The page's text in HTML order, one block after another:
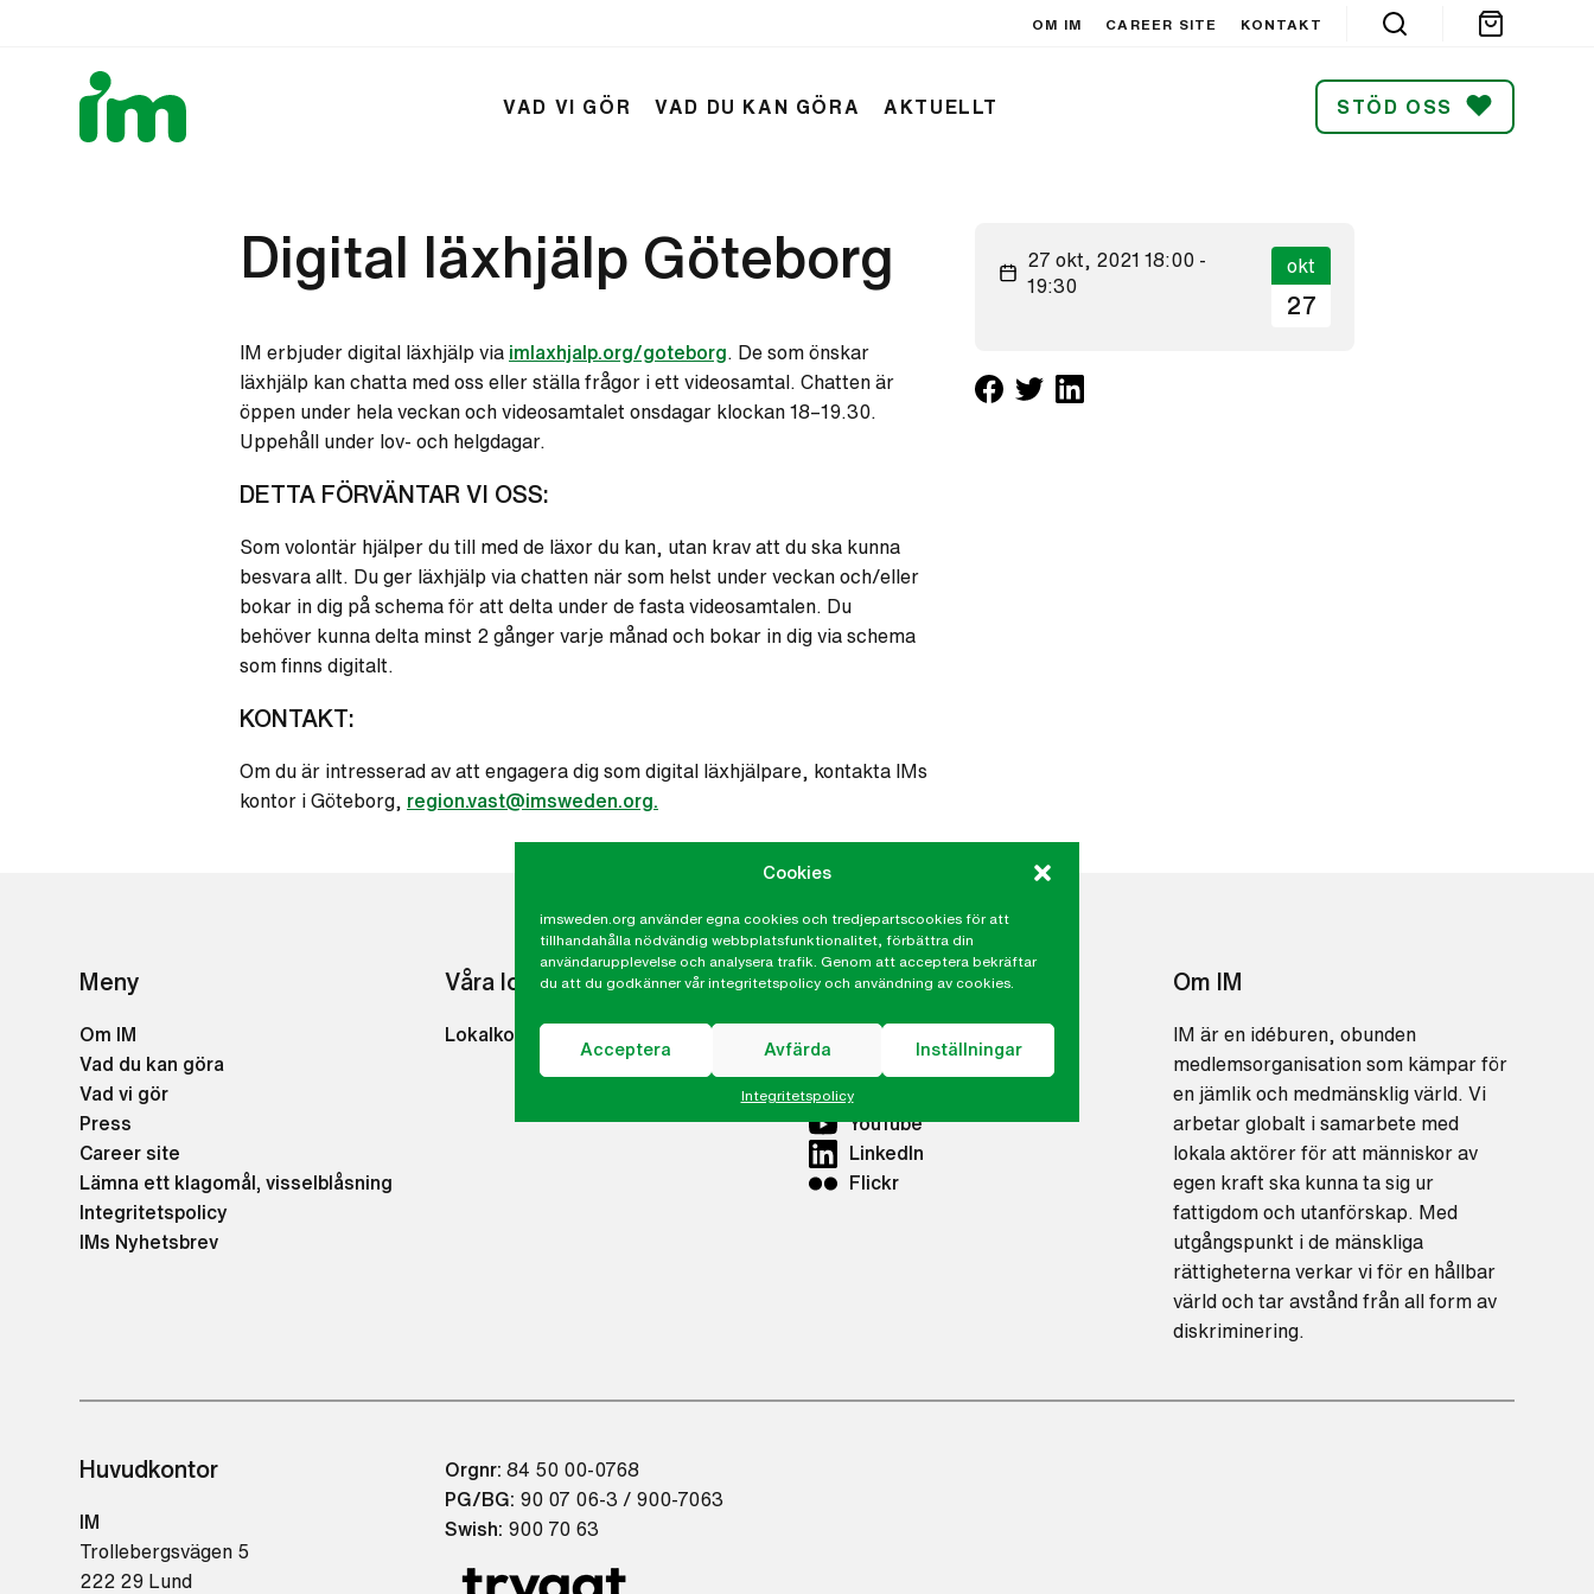
Cookies
imsweden.org använder egna cookies och tredjepartscookies för att
tillhandahålla nödvändig webbplatsfunktionalitet, förbättra din
användarupplevelse och analysera trafik. Genom att acceptera bekräftar
du att du godkänner vår integritetspolicy och användning av cookies.
Acceptera Avfärda Inställningar
Integritetspolicy
OM IM CAREER SITE KONTAKT
VAD VI GÖR VAD DU KAN GÖRA AKTUELLT STÖD OSS
Digital läxhjälp Göteborg
IM erbjuder digital läxhjälp via imlaxhjalp.org/goteborg . De som önskar
läxhjälp kan chatta med oss eller ställa frågor i ett videosamtal. Chatten är
öppen under hela veckan och videosamtalet onsdagar klockan 18–19.30.
Uppehåll under lov- och helgdagar.
DETTA FÖRVÄNTAR VI OSS:
Som volontär hjälper du till med de läxor du kan, utan krav att du ska kunna
besvara allt. Du ger läxhjälp via chatten när som helst under veckan och/eller
bokar in dig på schema för att delta under de fasta videosamtalen. Du
behöver kunna delta minst 2 gånger varje månad och bokar in dig via schema
som finns digitalt.
KONTAKT:
Om du är intresserad av att engagera dig som digital läxhjälpare, kontakta IMs
kontor i Göteborg, region.vast@imsweden.org.
okt
27
27 okt, 2021 18:00 -
19:30
Meny
Om IM
Vad du kan göra
Vad vi gör
Press
Career site
Lämna ett klagomål, visselblåsning
Integritetspolicy
IMs Nyhetsbrev
Våra lokalkontor
Lokalkontor Göteborg
IM på sociala medier
Facebook
Instagram
YouTube
LinkedIn
Flickr
Om IM
IM är en idéburen, obunden
medlemsorganisation som kämpar för
en jämlik och medmänsklig värld. Vi
arbetar globalt i samarbete med
lokala aktörer för att människor av
egen kraft ska kunna ta sig ur
fattigdom och utanförskap. Med
utgångspunkt i de mänskliga
rättigheterna verkar vi för en hållbar
värld och tar avstånd från all form av
diskriminering.
Huvudkontor
IM
Trollebergsvägen 5
222 29 Lund
Orgnr: 84 50 00-0768
PG/BG: 90 07 06-3 / 900-7063
Swish: 900 70 63